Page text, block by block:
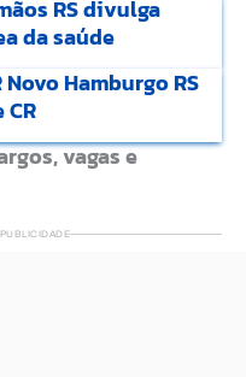
RS divulga
da saúde
Hamburgo RS
vagas e